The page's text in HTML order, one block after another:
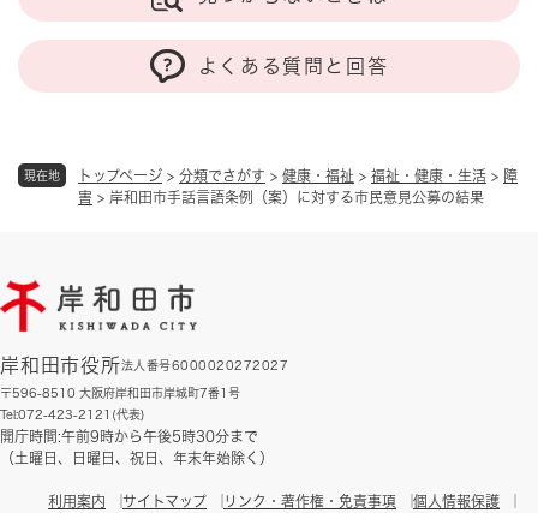
現在地 トップページ > 分類でさがす > 健康・福祉 > 福祉・健康・生活 > 障
害 > 岸和田市手話言語条例（案）に対する市民意見公募の結果
よくある質問と回答
岸和田市役所法人番号6000020272027
〒596-8510 大阪府岸和田市岸城町7番1号
Tel:072-423-2121(代表)
開庁時間:午前9時から午後5時30分まで
（土曜日、日曜日、祝日、年末年始除く）
利用案内 サイトマップ リンク・著作権・免責事項
個人情報保護